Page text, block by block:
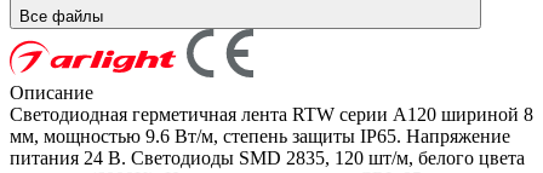
Все файлы
Описание
Светодиодная герметичная лента RTW серии A120 шириной 8
мм, мощностью 9.6 Вт/м, степень защиты IP65. Напряжение
питания 24 В. Светодиоды SMD 2835, 120 шт/м, белого цвета